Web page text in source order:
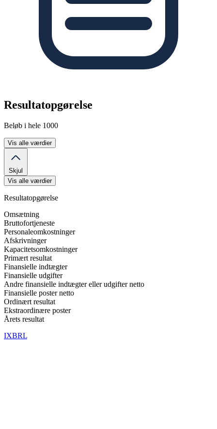
Resultatopgørelse
Beløb i hele 1000
Vis alle værdier
Skjul
Vis alle værdier
Resultatopgørelse
Omsætning
Bruttofortjeneste
Personaleomkostninger
Afskrivninger
Kapacitetsomkostninger
Primært resultat
Finansielle indtægter
Finansielle udgifter
Andre finansielle indtægter eller udgifter netto
Finansielle poster netto
Ordinært resultat
Ekstraordinære poster
Årets resultat
IXBRL